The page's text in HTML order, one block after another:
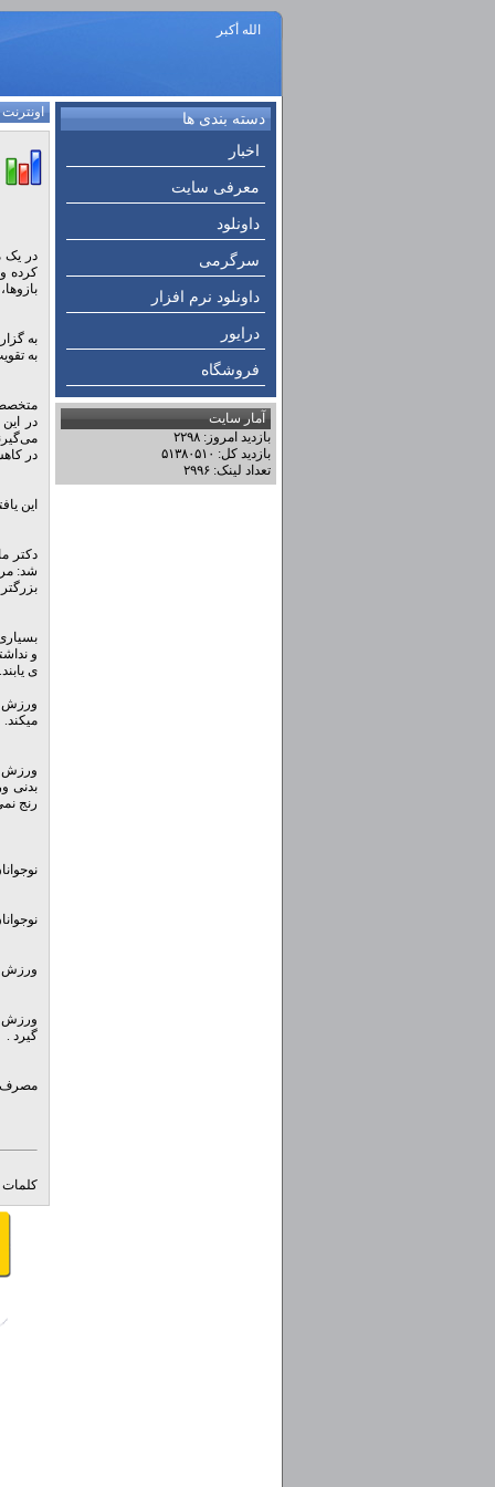
الله أكبر
دسته بندی ها
اخبار
معرفی سایت
داونلود
سرگرمی
داونلود نرم افزار
درایور
فروشگاه
آمار سایت
بازدید امروز: ۲۲۹۸
بازدید کل: ۵۱۳۸۰۵۱۰
تعداد لینک: ۲۹۹۶
اونترنت
کرده
به
به
در
در
این
دکتر
شد:
و
ی یابند.
ورزش
میکند.
ورزش
بدنی
رنج
ورزش
گیرد .
مصرف
کلمات